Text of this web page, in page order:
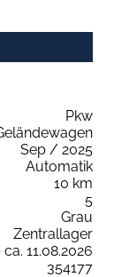
Pkw
Sep / 2025
Automatik
10 km
5
Grau
Zentrallager
11.08.2026
354177